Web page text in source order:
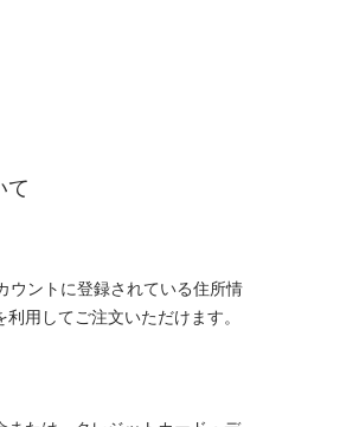
て
ウントに登録されている住所情
用してご注文いただけます。